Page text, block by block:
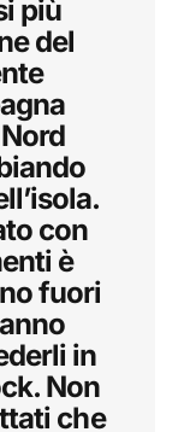
più
del
con
è
fuori
in
Non
che